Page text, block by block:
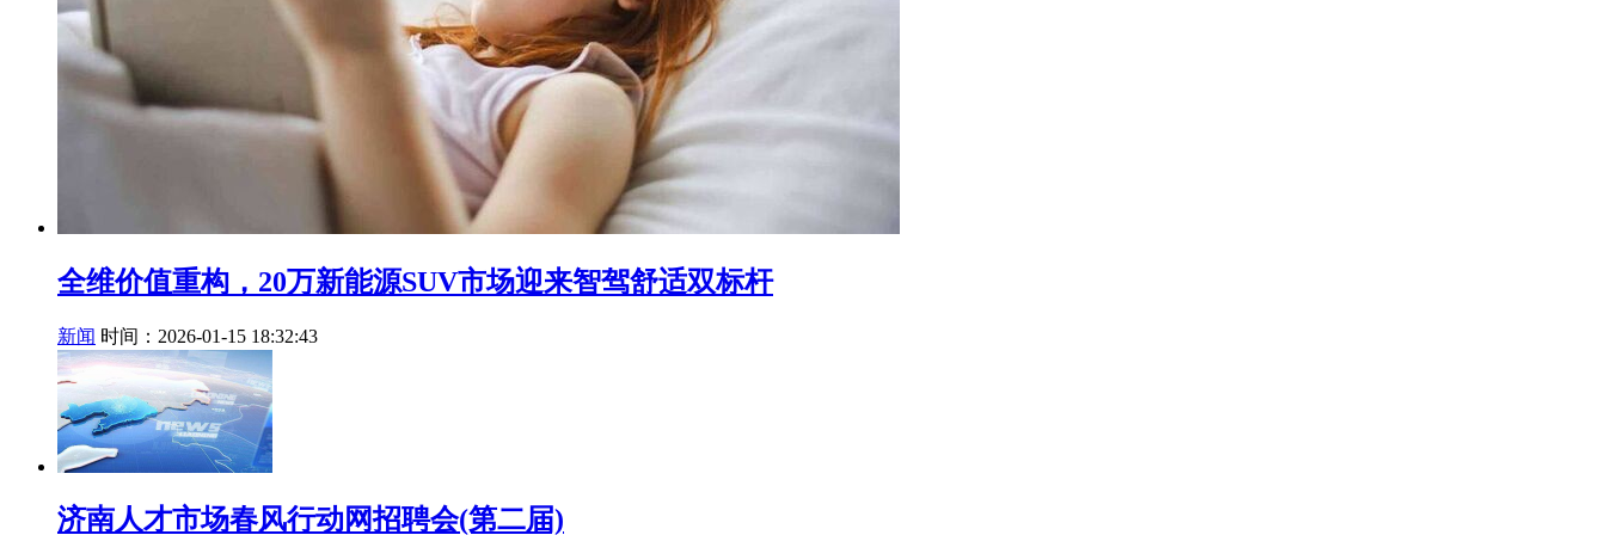
全维价值重构，20万新能源SUV市场迎来智驾舒适双标杆
新闻 时间：2026-01-15 18:32:43
济南人才市场春风行动网招聘会(第二届)